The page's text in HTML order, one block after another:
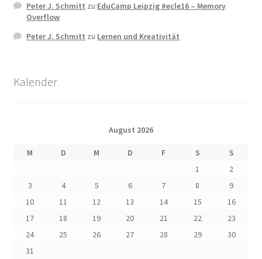
Peter J. Schmitt zu EduCamp Leipzig #ecle16 – Memory
Overflow
Peter J. Schmitt zu Lernen und Kreativität
Kalender
August 2026
M D M D F S
S
1
2
3
4 5 6 7 8
9
10
11 12 13 14 15
16
17
18 19 20 21 22
23
24
25 26 27 28 29
30
31